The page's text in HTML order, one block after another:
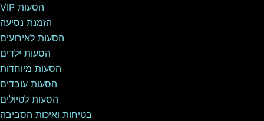
הסעות VIP
הזמנת נסיעה
הסעות לאירועים
הסעות ילדים
הסעות מיוחדות
הסעות עובדים
הסעות לטיולים
בטיחות ואיכות הסביבה